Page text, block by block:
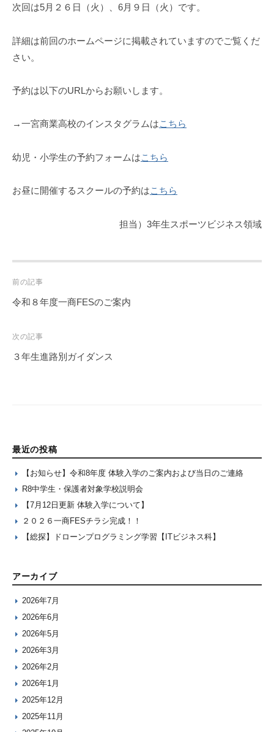
次回は5月２６日（火）、6月９日（火）です。
詳細は前回のホームページに掲載されていますのでご覧くだ
さい。
予約は以下のURLからお願いします。
→一宮商業高校のインスタグラムはこちら
幼児・小学生の予約フォームはこちら
お昼に開催するスクールの予約はこちら
担当）3年生スポーツビジネス領域
Post
navigation
前の記事
令和８年度一商FESのご案内
次の記事
３年生進路別ガイダンス
最近の投稿
【お知らせ】令和8年度 体験入学のご案内および当日のご連絡
R8中学生・保護者対象学校説明会
【7月12日更新 体験入学について】
２０２６一商FESチラシ完成！！
【総探】ドローンプログラミング学習【ITビジネス科】
アーカイブ
2026年7月
2026年6月
2026年5月
2026年3月
2026年2月
2026年1月
2025年12月
2025年11月